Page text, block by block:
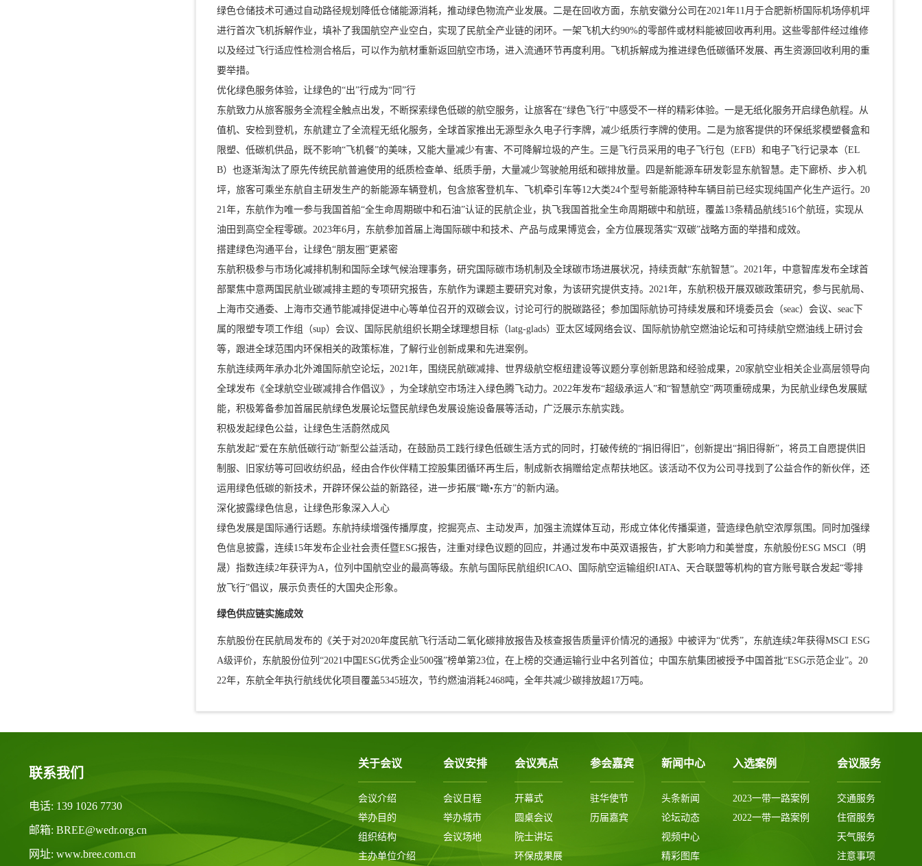
绿色仓储技术可通过自动路径规划降低仓储能源消耗，推动绿色物流产业发展。二是在回收方面，东航安徽分公司在2021年11月于合肥新桥国际机场停机坪
进行首次飞机拆解作业，填补了我国航空产业空白，实现了民航全产业链的闭环。一架飞机大约90%的零部件或材料能被回收再利用。这些零部件经过维修
以及经过飞行适应性检测合格后，可以作为航材重新返回航空市场，进入流通环节再度利用。飞机拆解成为推进绿色低碳循环发展、再生资源回收利用的重
要举措。
优化绿色服务体验，让绿色的“出”行成为“同”行
东航致力从旅客服务全流程全触点出发，不断探索绿色低碳的航空服务，让旅客在“绿色飞行”中感受不一样的精彩体验。一是无纸化服务开启绿色航程。从
值机、安检到登机，东航建立了全流程无纸化服务，全球首家推出无源型永久电子行李牌，减少纸质行李牌的使用。二是为旅客提供的环保纸浆模塑餐盒和
限塑、低碳机供品，既不影响“飞机餐”的美味，又能大量减少有害、不可降解垃圾的产生。三是飞行员采用的电子飞行包（EFB）和电子飞行记录本（EL
B）也逐渐淘汰了原先传统民航普遍使用的纸质检查单、纸质手册，大量减少驾驶舱用纸和碳排放量。四是新能源车研发彰显东航智慧。走下廊桥、步入机
坪，旅客可乘坐东航自主研发生产的新能源车辆登机，包含旅客登机车、飞机牵引车等12大类24个型号新能源特种车辆目前已经实现纯国产化生产运行。20
21年，东航作为唯一参与我国首船“全生命周期碳中和石油”认证的民航企业，执飞我国首批全生命周期碳中和航班，覆盖13条精品航线516个航班，实现从
油田到高空全程零碳。2023年6月，东航参加首届上海国际碳中和技术、产品与成果博览会，全方位展现落实“双碳”战略方面的举措和成效。
搭建绿色沟通平台，让绿色“朋友圈”更紧密
东航积极参与市场化减排机制和国际全球气候治理事务，研究国际碳市场机制及全球碳市场进展状况，持续贡献“东航智慧”。2021年，中意智库发布全球首
部聚焦中意两国民航业碳减排主题的专项研究报告，东航作为课题主要研究对象，为该研究提供支持。2021年，东航积极开展双碳政策研究，参与民航局、
上海市交通委、上海市交通节能减排促进中心等单位召开的双碳会议，讨论可行的脱碳路径；参加国际航协可持续发展和环境委员会（seac）会议、seac下
属的限塑专项工作组（sup）会议、国际民航组织长期全球理想目标（latg-glads）亚太区域网络会议、国际航协航空燃油论坛和可持续航空燃油线上研讨会
等，跟进全球范围内环保相关的政策标准，了解行业创新成果和先进案例。
东航连续两年承办北外滩国际航空论坛，2021年，围绕民航碳减排、世界级航空枢纽建设等议题分享创新思路和经验成果，20家航空业相关企业高层领导向
全球发布《全球航空业碳减排合作倡议》，为全球航空市场注入绿色腾飞动力。2022年发布“超级承运人”和“智慧航空”两项重磅成果，为民航业绿色发展赋
能，积极筹备参加首届民航绿色发展论坛暨民航绿色发展设施设备展等活动，广泛展示东航实践。
积极发起绿色公益，让绿色生活蔚然成风
东航发起“爱在东航低碳行动”新型公益活动，在鼓励员工践行绿色低碳生活方式的同时，打破传统的“捐旧得旧”，创新提出“捐旧得新”，将员工自愿提供旧
制服、旧家纺等可回收纺织品，经由合作伙伴精工控股集团循环再生后，制成新衣捐赠给定点帮扶地区。该活动不仅为公司寻找到了公益合作的新伙伴，还
运用绿色低碳的新技术，开辟环保公益的新路径，进一步拓展“瞰•东方”的新内涵。
深化披露绿色信息，让绿色形象深入人心
绿色发展是国际通行话题。东航持续增强传播厚度，挖掘亮点、主动发声，加强主流媒体互动，形成立体化传播渠道，营造绿色航空浓厚氛围。同时加强绿
色信息披露，连续15年发布企业社会责任暨ESG报告，注重对绿色议题的回应，并通过发布中英双语报告，扩大影响力和美誉度，东航股份ESG MSCI（明
晟）指数连续2年获评为A，位列中国航空业的最高等级。东航与国际民航组织ICAO、国际航空运输组织IATA、天合联盟等机构的官方账号联合发起“零排
放飞行”倡议，展示负责任的大国央企形象。
绿色供应链实施成效
东航股份在民航局发布的《关于对2020年度民航飞行活动二氧化碳排放报告及核查报告质量评价情况的通报》中被评为“优秀”，东航连续2年获得MSCI ESG
A级评价，东航股份位列“2021中国ESG优秀企业500强”榜单第23位，在上榜的交通运输行业中名列首位；中国东航集团被授予中国首批“ESG示范企业”。20
22年，东航全年执行航线优化项目覆盖5345班次，节约燃油消耗2468吨，全年共减少碳排放超17万吨。
联系我们
电话: 139 1026 7730
邮箱: BREE@wedr.org.cn
网址: www.bree.com.cn
关于会议
会议介绍
举办目的
组织结构
主办单位介绍
会议安排
会议日程
举办城市
会议场地
会议亮点
开幕式
圆桌会议
院士讲坛
环保成果展
参会嘉宾
驻华使节
历届嘉宾
新闻中心
头条新闻
论坛动态
视频中心
精彩图库
入选案例
2023一带一路案例
2022一带一路案例
会议服务
交通服务
住宿服务
天气服务
注意事项